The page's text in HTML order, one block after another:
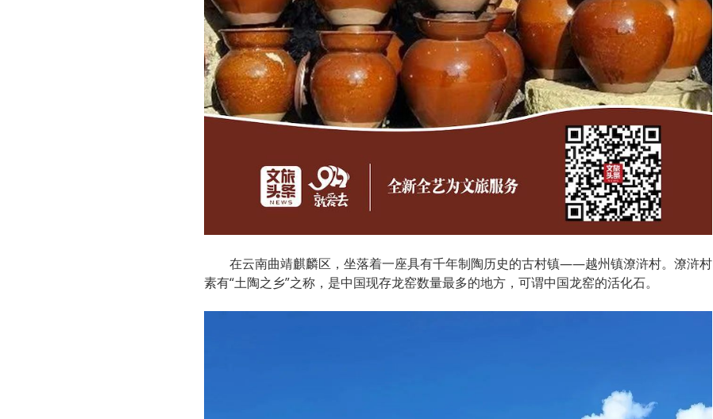
在云南曲靖麒麟区，坐落着一座具有千年制陶历史的古村镇——越州镇潦浒村。潦浒村
素有“土陶之乡”之称，是中国现存龙窑数量最多的地方，可谓中国龙窑的活化石。